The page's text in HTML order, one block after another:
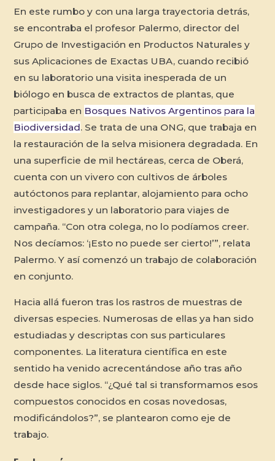
En este rumbo y con una larga trayectoria detrás,
se encontraba el profesor Palermo, director del
Grupo de Investigación en Productos Naturales y
sus Aplicaciones de Exactas UBA, cuando recibió
en su laboratorio una visita inesperada de un
biólogo en busca de extractos de plantas, que
participaba en Bosques Nativos Argentinos para la
Biodiversidad. Se trata de una ONG, que trabaja en
la restauración de la selva misionera degradada. En
una superficie de mil hectáreas, cerca de Oberá,
cuenta con un vivero con cultivos de árboles
autóctonos para replantar, alojamiento para ocho
investigadores y un laboratorio para viajes de
campaña. “Con otra colega, no lo podíamos creer.
Nos decíamos: ‘¡Esto no puede ser cierto!’”, relata
Palermo. Y así comenzó un trabajo de colaboración
en conjunto.
Hacia allá fueron tras los rastros de muestras de
diversas especies. Numerosas de ellas ya han sido
estudiadas y descriptas con sus particulares
componentes. La literatura científica en este
sentido ha venido acrecentándose año tras año
desde hace siglos. “¿Qué tal si transformamos esos
compuestos conocidos en cosas novedosas,
modificándolos?”, se plantearon como eje de
trabajo.